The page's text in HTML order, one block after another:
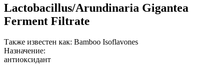
Lactobacillus/​Arundinaria Gigantea
Ferment Filtrate
Также известен как: Bamboo Isoflavones
Назначение:
антиоксидант